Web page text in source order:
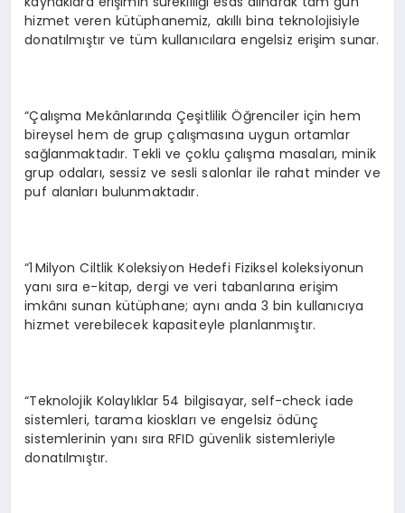
hizmet veren kütüphanemiz, akıllı bina teknolojisiyle
donatılmıştır ve tüm kullanıcılara engelsiz erişim sunar.
“Çalışma Mekânlarında Çeşitlilik Öğrenciler için hem
bireysel hem de grup çalışmasına uygun ortamlar
sağlanmaktadır. Tekli ve çoklu çalışma masaları, minik
grup odaları, sessiz ve sesli salonlar ile rahat minder ve
puf alanları bulunmaktadır.
“1 Milyon Ciltlik Koleksiyon Hedefi Fiziksel koleksiyonun
yanı sıra e-kitap, dergi ve veri tabanlarına erişim
imkânı sunan kütüphane; aynı anda 3 bin kullanıcıya
hizmet verebilecek kapasiteyle planlanmıştır.
“Teknolojik Kolaylıklar 54 bilgisayar, self-check iade
sistemleri, tarama kioskları ve engelsiz ödünç
sistemlerinin yanı sıra RFID güvenlik sistemleriyle
donatılmıştır.